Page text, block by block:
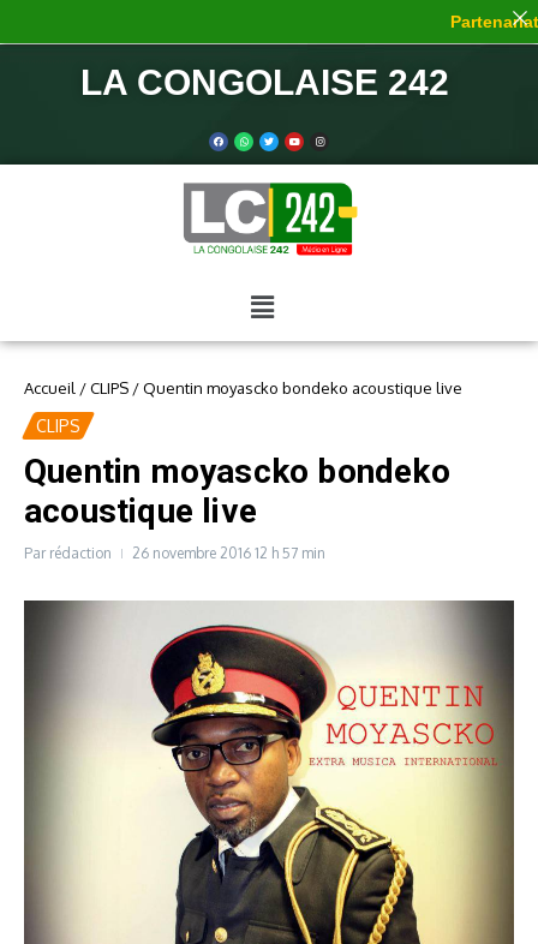
LA CONGOLAISE 242
Accueil /CLIPS /Quentin moyascko bondeko acoustique live
CLIPS
Quentin moyascko bondeko
acoustique live
Par rédaction 26 novembre 2016 12 h 57 min
Partenariat